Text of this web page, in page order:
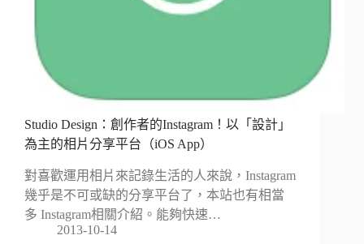
Studio Design：創作者的Instagram！以「設計」
為主的相片分享平台（iOS App）
對喜歡運用相片來記錄生活的人來說，Instagram
幾乎是不可或缺的分享平台了，本站也有相當
多 Instagram相關介紹。能夠快速…
2013-10-14